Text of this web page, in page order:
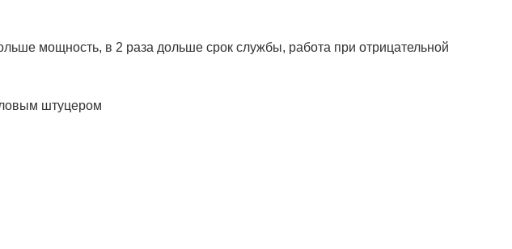
мощность, в 2 раза дольше срок службы, работа при отрицательной
штуцером